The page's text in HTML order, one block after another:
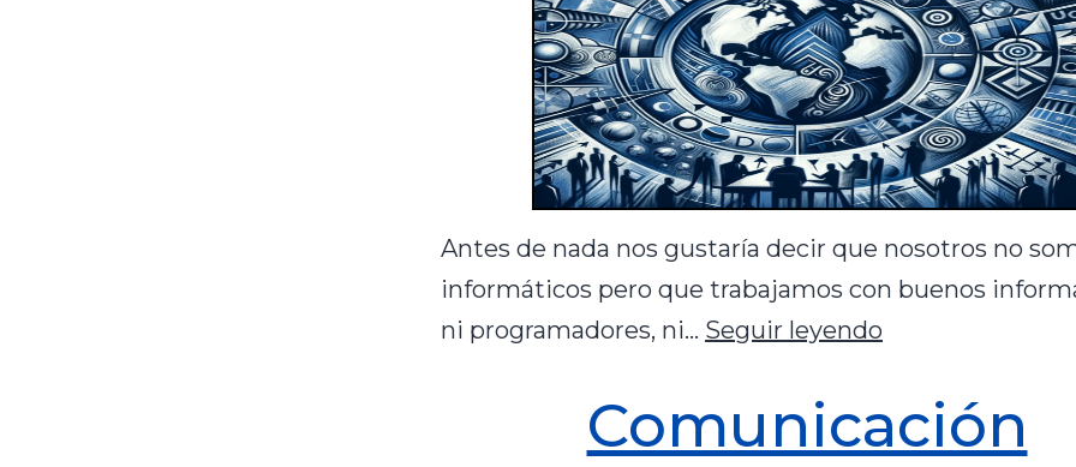
Antes de nada nos gustaría decir que nosotros no
informáticos pero que trabajamos con buenos
ni programadores, ni… Seguir leyendo
Comunicación